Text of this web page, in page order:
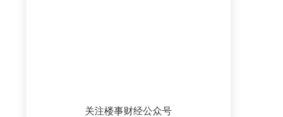
权，已与合生创展等买家接触。财联社记
关注楼事财经公众号